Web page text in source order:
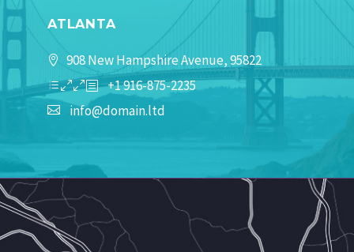
ATLANTA
908 New Hampshire Avenue, 95822
+1 916-875-2235
info@domain.ltd